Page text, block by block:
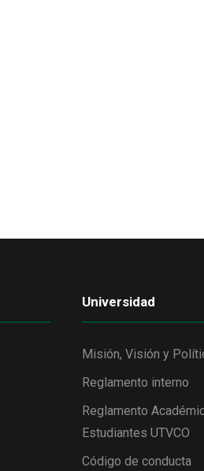
Universidad
Misión, Visión y
Reglamento interno
Reglamento
Estudiantes UTVCO
Código de conducta